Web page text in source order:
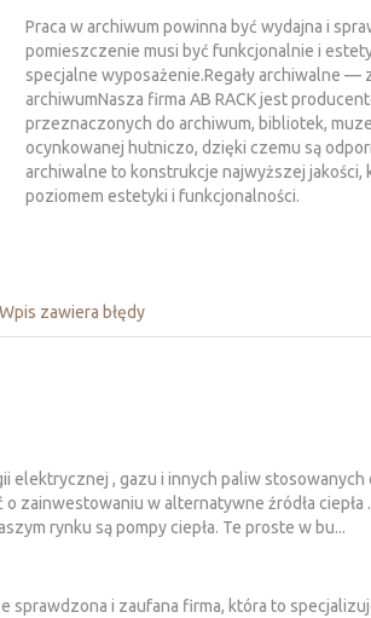
Praca w archiwum powinna być wydajna i
pomieszczenie musi być funkcjonalnie i
specjalne wyposażenie.Regały archiwalne —
archiwumNasza firma AB RACK jest
przeznaczonych do archiwum, bibliotek,
ocynkowanej hutniczo, dzięki czemu są
archiwalne to konstrukcje najwyższej
poziomem estetyki i funkcjonalności.
Wpis zawiera błędy
elektrycznej , gazu i innych paliw stosowanych
zainwestowaniu w alternatywne źródła ciepła .
rynku są pompy ciepła. Te proste w bu...
sprawdzona i zaufana firma, która to